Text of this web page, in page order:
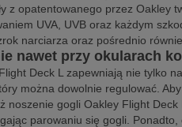
z opatentowanego przez
UVA, UVB oraz każdym
narciarza oraz pośrednio
nawet przy okularach
Deck L zapewniają nie tylko
można dowolnie regulować.
noszenie gogli Oakley Flight
parowaniu się gogli.